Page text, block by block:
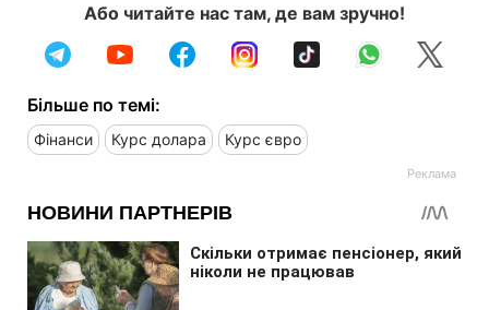
Або читайте нас там, де вам зручно!
Більше по темі:
Фінанси Курс долара Курс євро